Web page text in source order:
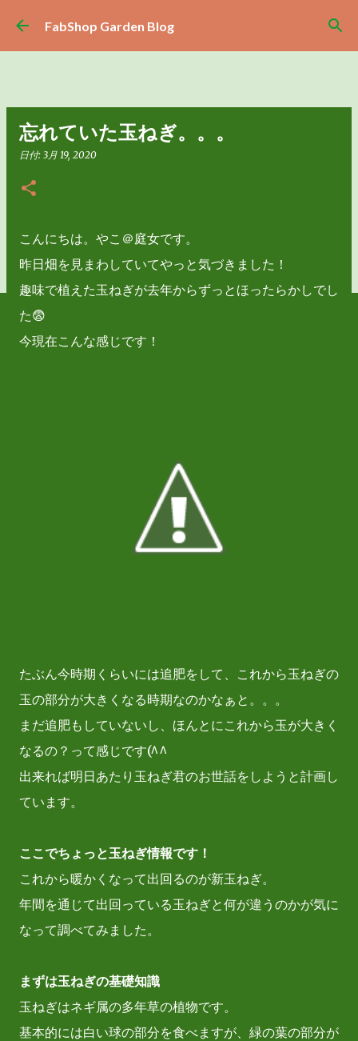
スキップしてメイン コンテンツに移動
FabShop Garden Blog
忘れていた玉ねぎ。。。
日付: 3月 19, 2020
こんにちは。やこ＠庭女です。
昨日畑を見まわしていてやっと気づきました！
趣味で植えた玉ねぎが去年からずっとほったらかしでし
た😨
今現在こんな感じです！
たぶん今時期くらいには追肥をして、これから玉ねぎの
玉の部分が大きくなる時期なのかなぁと。。。
まだ追肥もしていないし、ほんとにこれから玉が大きく
なるの？って感じです(^^ゞ
出来れば明日あたり玉ねぎ君のお世話をしようと計画し
ています。
ここでちょっと玉ねぎ情報です！
これから暖かくなって出回るのが新玉ねぎ。
年間を通じて出回っている玉ねぎと何が違うのかが気に
なって調べてみました。
まずは玉ねぎの基礎知識
玉ねぎはネギ属の多年草の植物です。
基本的には白い球の部分を食べますが、緑の葉の部分が